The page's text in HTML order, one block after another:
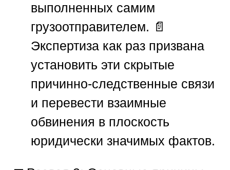
выполненных самим
грузоотправителем. 📄
Экспертиза как раз призвана
установить эти скрытые
причинно-следственные связи
и перевести взаимные
обвинения в плоскость
юридически значимых фактов.